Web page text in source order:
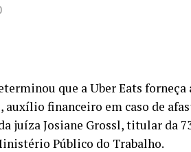
que a Uber Eats forneça
financeiro em caso de
juíza Josiane Grossl, titular da
Público do Trabalho.